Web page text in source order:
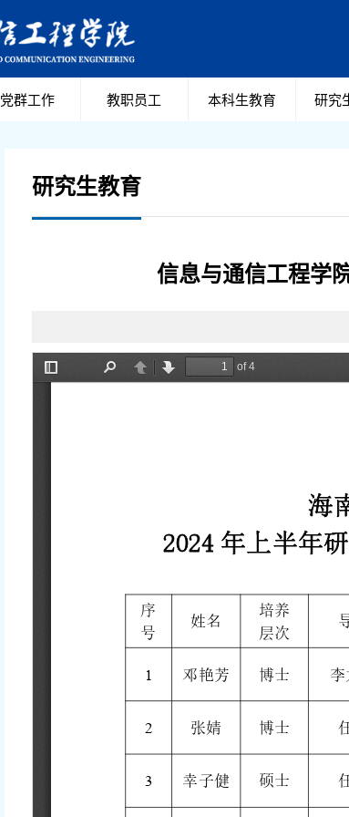
党群工作 教职员工 本科生教育 研究
研究生教育
信息与通信工程学